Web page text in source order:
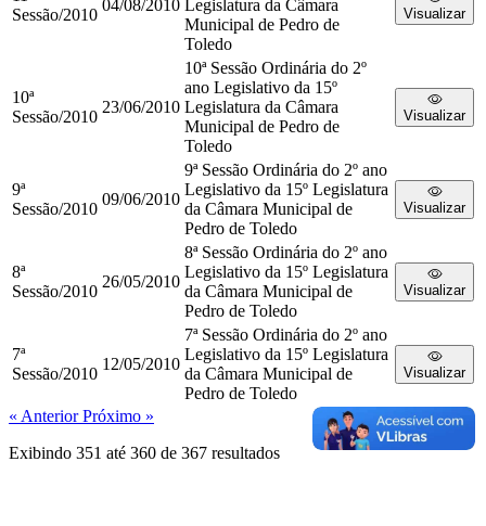
Sessão/2010
04/08/2010 Legislatura da Câmara
Municipal de Pedro de
Toledo
Visualizar
10ª
Sessão/2010
23/06/2010
10ª Sessão Ordinária do 2º
ano Legislativo da 15º
Legislatura da Câmara
Municipal de Pedro de
Toledo
Visualizar
9ª
Sessão/2010
09/06/2010
9ª Sessão Ordinária do 2º ano
Legislativo da 15º Legislatura
da Câmara Municipal de
Pedro de Toledo
Visualizar
8ª
Sessão/2010
26/05/2010
8ª Sessão Ordinária do 2º ano
Legislativo da 15º Legislatura
da Câmara Municipal de
Pedro de Toledo
Visualizar
7ª
Sessão/2010
12/05/2010
7ª Sessão Ordinária do 2º ano
Legislativo da 15º Legislatura
da Câmara Municipal de
Pedro de Toledo
Visualizar
« AnteriorPróximo »
Exibindo 351 até 360 de 367 resultados